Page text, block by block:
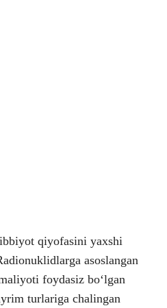
qiyofasini yaxshi
asoslangan
foydasiz boʻlgan
turlariga chalingan